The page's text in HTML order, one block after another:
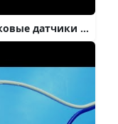
Испытываем китайские поплавковые датчики уровня воды